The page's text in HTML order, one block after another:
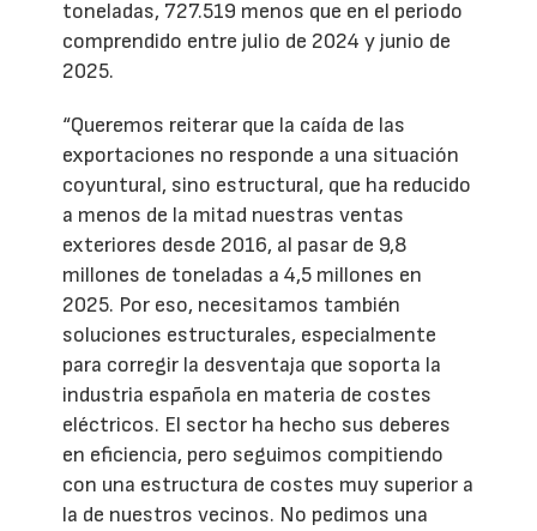
toneladas, 727.519 menos que en el periodo
comprendido entre julio de 2024 y junio de
2025.
“Queremos reiterar que la caída de las
exportaciones no responde a una situación
coyuntural, sino estructural, que ha reducido
a menos de la mitad nuestras ventas
exteriores desde 2016, al pasar de 9,8
millones de toneladas a 4,5 millones en
2025. Por eso, necesitamos también
soluciones estructurales, especialmente
para corregir la desventaja que soporta la
industria española en materia de costes
eléctricos. El sector ha hecho sus deberes
en eficiencia, pero seguimos compitiendo
con una estructura de costes muy superior a
la de nuestros vecinos. No pedimos una